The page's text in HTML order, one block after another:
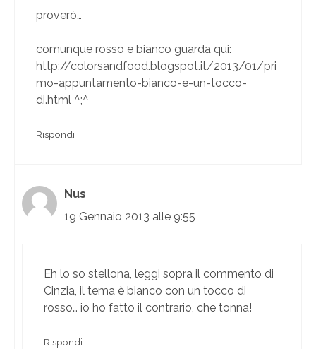
proverò…
comunque rosso e bianco guarda qui:
http://colorsandfood.blogspot.it/2013/01/pri
mo-appuntamento-bianco-e-un-tocco-
di.html ^;^
Rispondi
Nus
19 Gennaio 2013 alle 9:55
Eh lo so stellona, leggi sopra il commento di
Cinzia, il tema è bianco con un tocco di
rosso… io ho fatto il contrario, che tonna!
Rispondi